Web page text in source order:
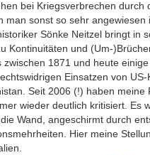
bei Kriegsverbrechen durch
man sonst so sehr angewiesen
Sönke Neitzel bringt in
Kontinuitäten und (Um-
zwischen 1871 und heute
Einsatzen von US-
Seit 2006 (!) haben meine
wieder deutlich kritisiert. Es
Wand, angeschirmt durch
Hier meine